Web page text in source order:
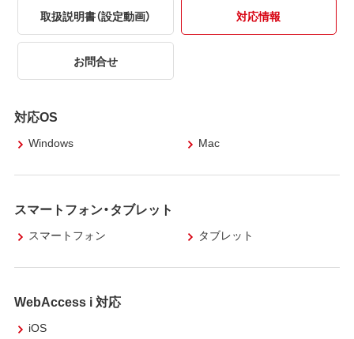
取扱説明書（設定動画） 対応情報
お問合せ
対応OS
Windows Mac
スマートフォン・タブレット
スマートフォン タブレット
WebAccess i 対応
iOS